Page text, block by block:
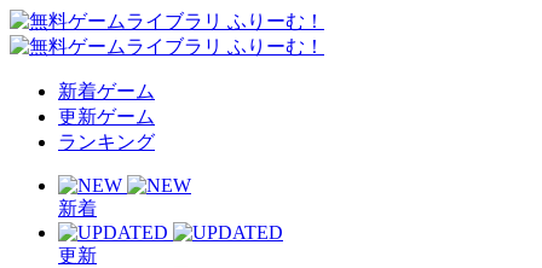
新着ゲーム
更新ゲーム
ランキング
新着
更新